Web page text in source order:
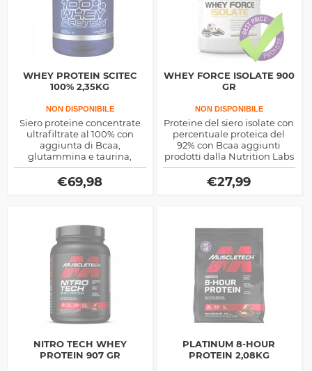
WHEY PROTEIN SCITEC
100% 2,35KG
NON DISPONIBILE
Siero proteine concentrate
ultrafiltrate al 100% con
aggiunta di Bcaa,
glutammina e taurina,
dolcificate con sucralosio
€69,98
WHEY FORCE ISOLATE 900
GR
NON DISPONIBILE
Proteine del siero isolate con
percentuale proteica del
92% con Bcaa aggiunti
prodotti dalla Nutrition Labs
€27,99
NITRO TECH WHEY
PROTEIN 907 GR
PLATINUM 8-HOUR
PROTEIN 2,08KG